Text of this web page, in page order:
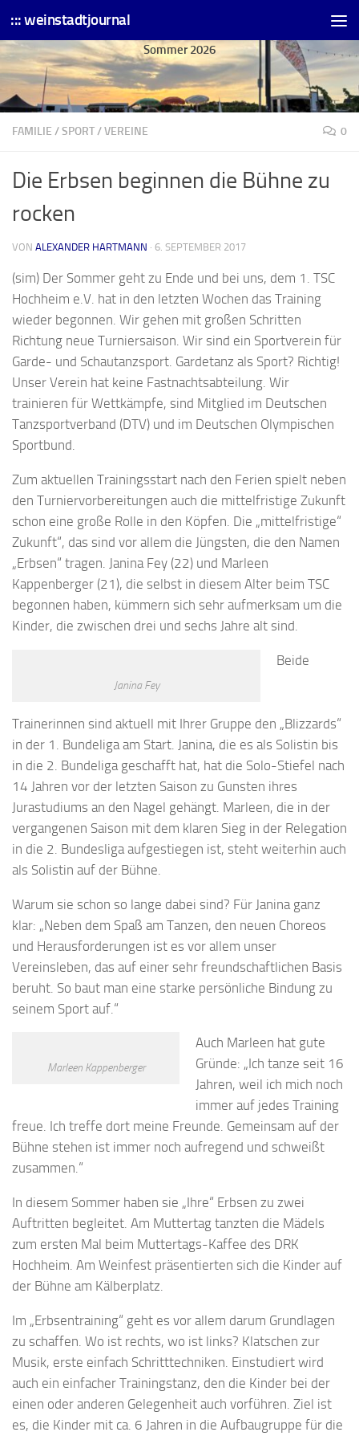
Skip to content
::: weinstadtjournal
Sommer 2026
FAMILIE /SPORT/VEREINE 0
Die Erbsen beginnen die Bühne zu
rocken
VON ALEXANDER HARTMANN · 6. SEPTEMBER 2017
(sim) Der Sommer geht zu Ende und bei uns, dem 1. TSC
Hochheim e.V. hat in den letzten Wochen das Training
wieder begonnen. Wir gehen mit großen Schritten
Richtung neue Turniersaison. Wir sind ein Sportverein für
Garde- und Schautanzsport. Gardetanz als Sport? Richtig!
Unser Verein hat keine Fastnachtsabteilung. Wir
trainieren für Wettkämpfe, sind Mitglied im Deutschen
Tanzsportverband (DTV) und im Deutschen Olympischen
Sportbund.
Zum aktuellen Trainingsstart nach den Ferien spielt neben
den Turniervorbereitungen auch die mittelfristige Zukunft
schon eine große Rolle in den Köpfen. Die „mittelfristige“
Zukunft“, das sind vor allem die Jüngsten, die den Namen
„Erbsen“ tragen. Janina Fey (22) und Marleen
Kappenberger (21), die selbst in diesem Alter beim TSC
begonnen haben, kümmern sich sehr aufmerksam um die
Kinder, die zwischen drei und sechs Jahre alt sind.
Janina Fey
Beide
Trainerinnen sind aktuell mit Ihrer Gruppe den „Blizzards“
in der 1. Bundeliga am Start. Janina, die es als Solistin bis
in die 2. Bundeliga geschafft hat, hat die Solo-Stiefel nach
14 Jahren vor der letzten Saison zu Gunsten ihres
Jurastudiums an den Nagel gehängt. Marleen, die in der
vergangenen Saison mit dem klaren Sieg in der Relegation
in die 2. Bundesliga aufgestiegen ist, steht weiterhin auch
als Solistin auf der Bühne.
Warum sie schon so lange dabei sind? Für Janina ganz
klar: „Neben dem Spaß am Tanzen, den neuen Choreos
und Herausforderungen ist es vor allem unser
Vereinsleben, das auf einer sehr freundschaftlichen Basis
beruht. So baut man eine starke persönliche Bindung zu
seinem Sport auf.“
Marleen Kappenberger
Auch Marleen hat gute
Gründe: „Ich tanze seit 16
Jahren, weil ich mich noch
immer auf jedes Training
freue. Ich treffe dort meine Freunde. Gemeinsam auf der
Bühne stehen ist immer noch aufregend und schweißt
zusammen.“
In diesem Sommer haben sie „Ihre“ Erbsen zu zwei
Auftritten begleitet. Am Muttertag tanzten die Mädels
zum ersten Mal beim Muttertags-Kaffee des DRK
Hochheim. Am Weinfest präsentierten sich die Kinder auf
der Bühne am Kälberplatz.
Im „Erbsentraining“ geht es vor allem darum Grundlagen
zu schaffen. Wo ist rechts, wo ist links? Klatschen zur
Musik, erste einfach Schritttechniken. Einstudiert wird
auch ein einfacher Trainingstanz, den die Kinder bei der
einen oder anderen Gelegenheit auch vorführen. Ziel ist
es, die Kinder mit ca. 6 Jahren in die Aufbaugruppe für die